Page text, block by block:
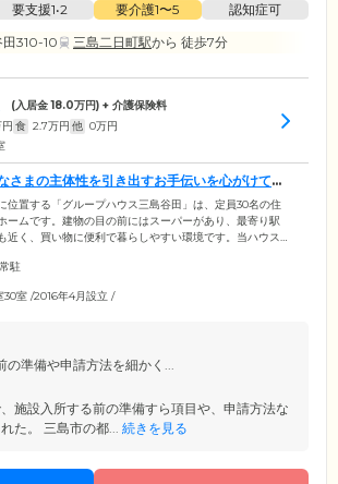
要支援1•2 要介護1〜5
認知症可
310-10
三島二日町駅から 徒歩7分
(入居金18.0万円) + 介護保険料
食 2.7万円 他 0万円
さまの主体性を引き出すお手伝いを心がけてい
位置する「グループハウス三島谷田」は、定員30名の住
ームです。建物の目の前にはスーパーがあり、最寄り駅
近く、買い物に便利で暮らしやすい環境です。当ハウス
行っていただき、現在お持ちの身体機能の維持を目指し
す。建物内には、24時間体制で介護スタッフが常駐して
駐
30室 /2016年4月設立 /
の準備や申請方法を細かく...
施設入所する前の準備すら項目や、申請方法な
た。 三島市の都... 続きを見る